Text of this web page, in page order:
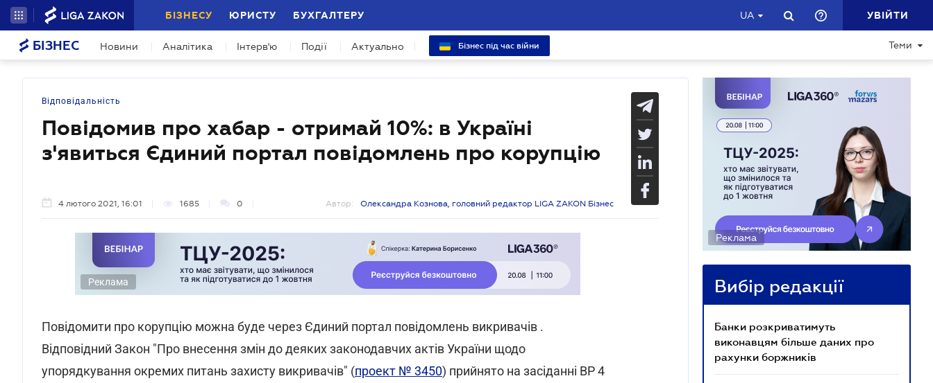
БІЗНЕСУ ЮРИСТУ БУХГАЛТЕРУ UA УВІЙТИ
БІЗНЕС Новини Аналітика Інтерв'ю Події Актуально Бізнес під час війни Теми
Відповідальність
Повідомив про хабар - отримай 10%: в Україні
з'явиться Єдиний портал повідомлень про корупцію
4 лютого 2021, 16:01 1685 0 Автор: Олександра Кознова, головний редактор LIGA ZAKON Бізнес
Реклама
Повідомити про корупцію можна буде через Єдиний портал повідомлень викривачів .
Відповідний Закон "Про внесення змін до деяких законодавчих актів України щодо
упорядкування окремих питань захисту викривачів" (проект № 3450) прийнято на засіданні ВР 4
Реклама
Вибір редакції
Банки розкриватимуть
виконавцям більше даних про
рахунки боржників